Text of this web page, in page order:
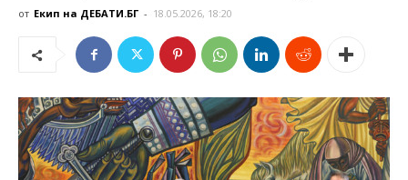
от Екип на ДЕБАТИ.БГ - 18.05.2026, 18:20